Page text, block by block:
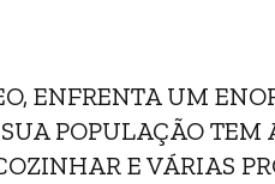
ENFRENTA UM
POPULAÇÃO TEM
E VÁRIAS